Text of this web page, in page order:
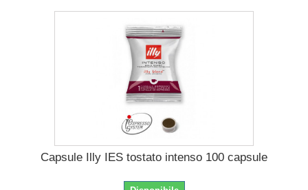
Capsule Illy IES tostato intenso 100 capsule